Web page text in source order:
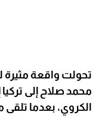
تحولت واقعة
محمد صلاح إلى
الكروي، بعدما